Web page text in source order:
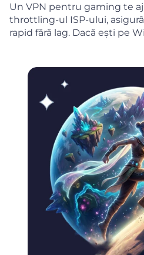
Un VPN pentru gaming te
throttling-ul ISP-ului,
rapid fără lag. Dacă ești pe